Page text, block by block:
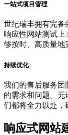
一站式项目管理
世纪瑞丰拥有完备
响应性网站测试上
够按时、高质量地
持续优化
我们的售后服务团
的需求和问题。
们都将全力以赴，
响应式网站